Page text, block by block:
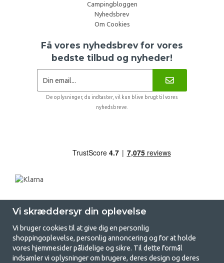
Campingbloggen
Nyhedsbrev
Om Cookies
Få vores nyhedsbrev for vores
bedste tilbud og nyheder!
De oplysninger, du indtaster, vil kun blive brugt til vores
nyhedsbreve.
Vi skræddersyr din oplevelse
Vi bruger cookies til at give dig en personlig
shoppingoplevelse, personlig annoncering og for at holde
vores hjemmesider pålidelige og sikre. Til dette formål
indsamler vi oplysninger om brugere, deres design og deres